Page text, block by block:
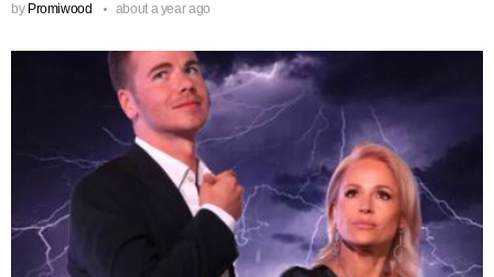
by Promiwood about a year ago